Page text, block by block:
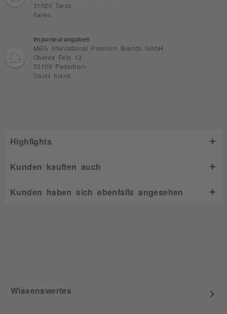
31020 Tarzo
Italien
Importeurangaben
MBG International Premium Brands GmbH
Oberes Feld 13
33106 Paderborn
Deuts hland
Highlights
Kunden kauften auch
Kunden haben sich ebenfalls angesehen
Wissenswertes